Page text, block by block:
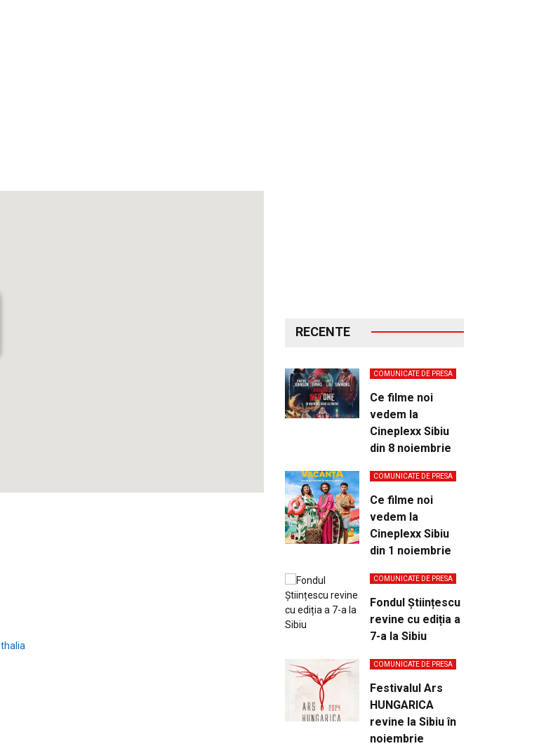
RECENTE
COMUNICATE DE PRESA
Ce filme noi
vedem la
Cineplexx Sibiu
din 8 noiembrie
COMUNICATE DE PRESA
Ce filme noi
vedem la
Cineplexx Sibiu
din 1 noiembrie
COMUNICATE DE PRESA
Fondul Științescu
revine cu ediția a
7-a la Sibiu
COMUNICATE DE PRESA
Festivalul Ars
HUNGARICA
revine la Sibiu în
noiembrie